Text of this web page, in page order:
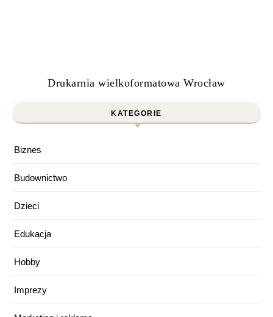
Drukarnia wielkoformatowa Wrocław
KATEGORIE
Biznes
Budownictwo
Dzieci
Edukacja
Hobby
Imprezy